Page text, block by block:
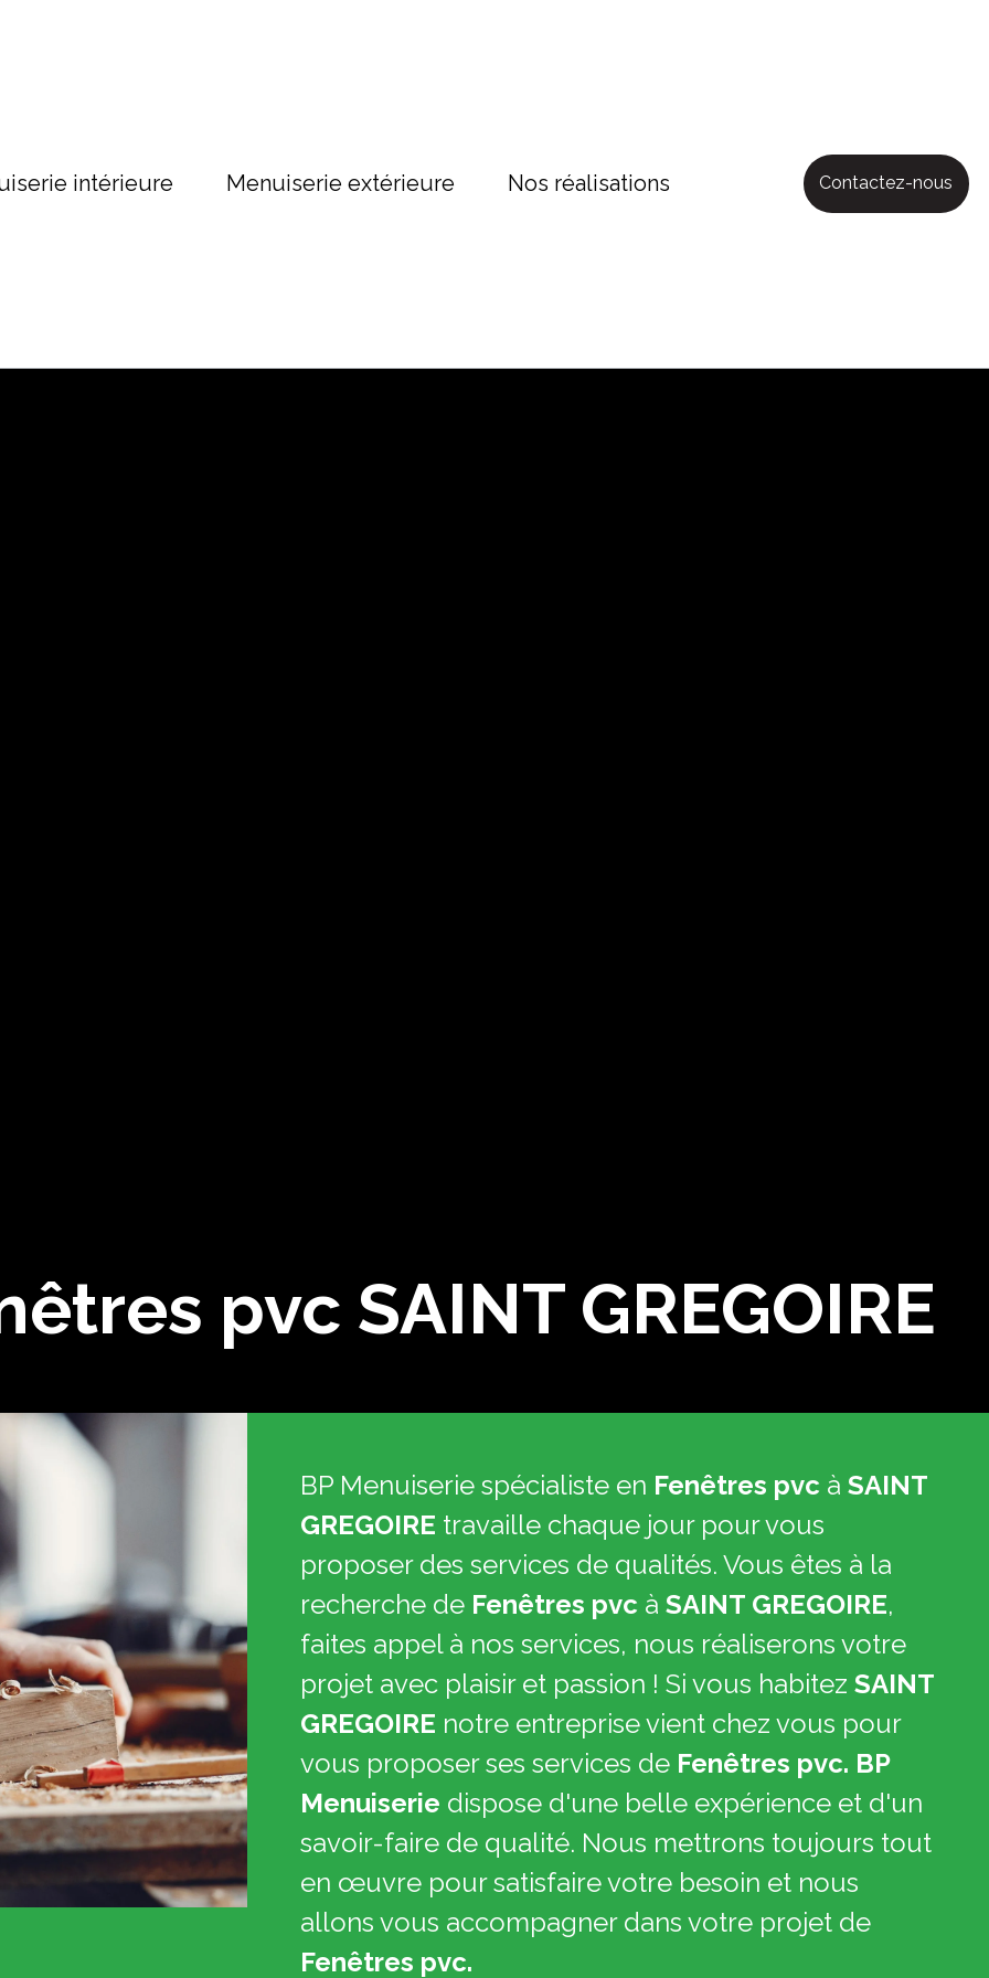
intérieure Menuiserie extérieure Nos réalisations Contactez-nous
pvc SAINT GREGOIRE
BP Menuiserie spécialiste en Fenêtres pvc à SAINT
GREGOIRE travaille chaque jour pour vous
proposer des services de qualités. Vous êtes à la
recherche de Fenêtres pvc à SAINT GREGOIRE,
faites appel à nos services, nous réaliserons votre
projet avec plaisir et passion ! Si vous habitez SAINT
GREGOIRE notre entreprise vient chez vous pour
vous proposer ses services de Fenêtres pvc. BP
Menuiserie dispose d'une belle expérience et d'un
savoir-faire de qualité. Nous mettrons toujours tout
en œuvre pour satisfaire votre besoin et nous
allons vous accompagner dans votre projet de
Fenêtres pvc.